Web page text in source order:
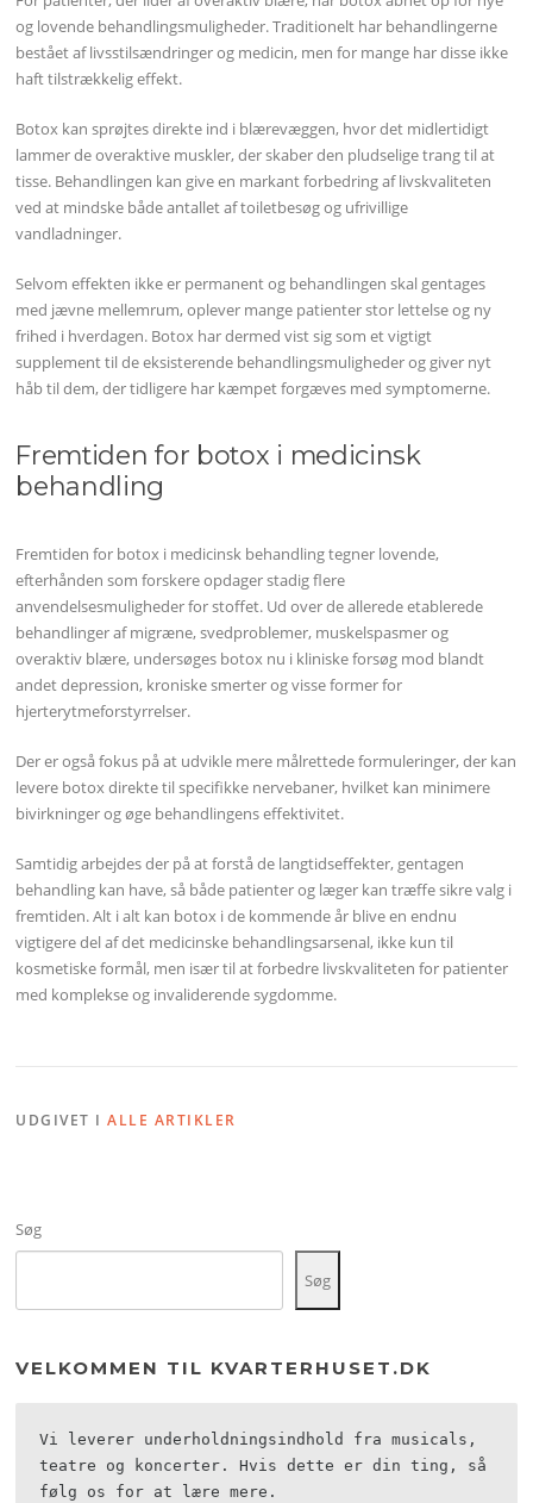
og lovende behandlingsmuligheder. Traditionelt har behandlingerne
bestået af livsstilsændringer og medicin, men for mange har disse ikke
haft tilstrækkelig effekt.
Botox kan sprøjtes direkte ind i blærevæggen, hvor det midlertidigt
lammer de overaktive muskler, der skaber den pludselige trang til at
tisse. Behandlingen kan give en markant forbedring af livskvaliteten
ved at mindske både antallet af toiletbesøg og ufrivillige
vandladninger.
Selvom effekten ikke er permanent og behandlingen skal gentages
med jævne mellemrum, oplever mange patienter stor lettelse og ny
frihed i hverdagen. Botox har dermed vist sig som et vigtigt
supplement til de eksisterende behandlingsmuligheder og giver nyt
håb til dem, der tidligere har kæmpet forgæves med symptomerne.
Fremtiden for botox i medicinsk
behandling
Fremtiden for botox i medicinsk behandling tegner lovende,
efterhånden som forskere opdager stadig flere
anvendelsesmuligheder for stoffet. Ud over de allerede etablerede
behandlinger af migræne, svedproblemer, muskelspasmer og
overaktiv blære, undersøges botox nu i kliniske forsøg mod blandt
andet depression, kroniske smerter og visse former for
hjerterytmeforstyrrelser.
Der er også fokus på at udvikle mere målrettede formuleringer, der kan
levere botox direkte til specifikke nervebaner, hvilket kan minimere
bivirkninger og øge behandlingens effektivitet.
Samtidig arbejdes der på at forstå de langtidseffekter, gentagen
behandling kan have, så både patienter og læger kan træffe sikre valg i
fremtiden. Alt i alt kan botox i de kommende år blive en endnu
vigtigere del af det medicinske behandlingsarsenal, ikke kun til
kosmetiske formål, men især til at forbedre livskvaliteten for patienter
med komplekse og invaliderende sygdomme.
UDGIVET IALLE ARTIKLER
Søg
Søg
VELKOMMEN TIL KVARTERHUSET.DK
Vi leverer underholdningsindhold fra musicals,
teatre og koncerter. Hvis dette er din ting, så
følg os for at lære mere.